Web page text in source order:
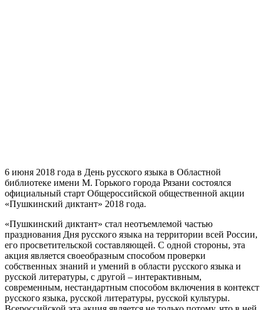
6 июня 2018 года в День русского языка в Областной
библиотеке имени М. Горького города Рязани состоялся
официальный старт Общероссийской общественной акции
«Пушкинский диктант» 2018 года.
«Пушкинский диктант» стал неотъемлемой частью
празднования Дня русского языка на территории всей России,
его просветительской составляющей. С одной стороны, эта
акция является своеобразным способом проверки
собственных знаний и умений в области русского языка и
русской литературы, с другой – интерактивным,
современным, нестандартным способом включения в контекст
русского языка, русской литературы, русской культуры.